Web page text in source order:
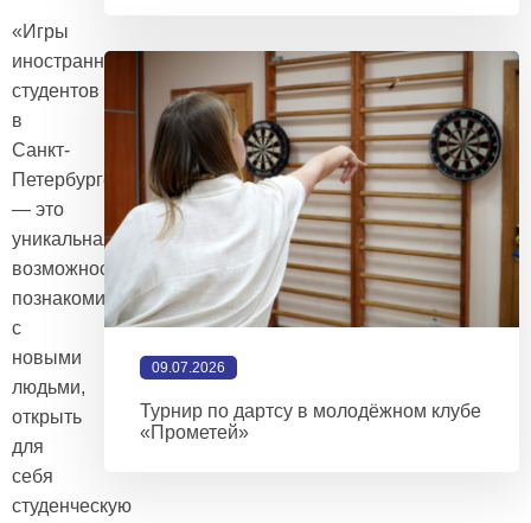
«Игры
иностранных
студентов
в
Санкт-
Петербурге»
— это
уникальная
возможность
познакомиться
с
новыми
людьми,
открыть
для
себя
студенческую
09.07.2026
Турнир по дартсу в молодёжном клубе
«Прометей»